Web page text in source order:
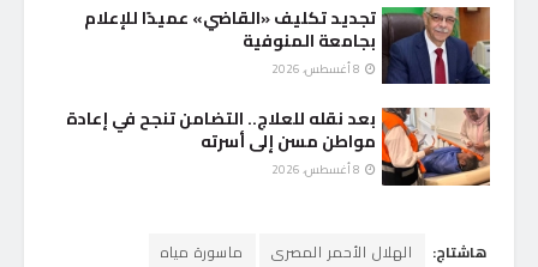
تجديد تكليف «القاضي» عميدًا للإعلام
بجامعة المنوفية
بعد نقله للعلاج.. التضامن تنجح في إعادة
مواطن مسن إلى أسرته
هاشتاج: الهلال الأحمر المصرى
ماسورة مياه